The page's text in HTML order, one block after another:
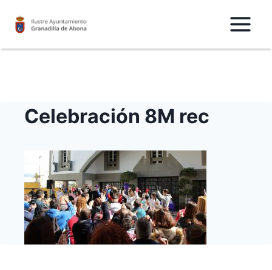
Celebración 8M rec